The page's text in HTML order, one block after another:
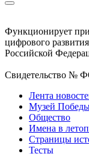
Функционирует
цифрового
Российской
Свидетельство №
Лента
Музей
Общество
Имена в
Страницы
Тесты